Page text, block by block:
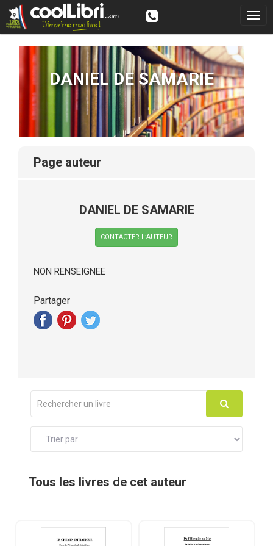
DANIEL DE SAMARIE
page auteur
DANIEL DE SAMARIE
CONTACTER L’AUTEUR
NON RENSEIGNEE
Partager
Tous les livres de cet auteur